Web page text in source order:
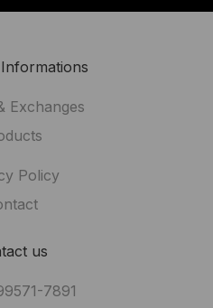
Exchanges
Policy
us
7891